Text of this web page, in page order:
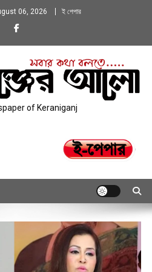
06, 2026 ই পেপার
of Keraniganj